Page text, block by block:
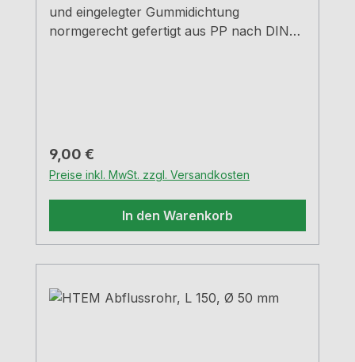
und eingelegter Gummidichtung
normgerecht gefertigt aus PP nach DIN
Regulärer Preis:
9,00 €
Preise inkl. MwSt. zzgl. Versandkosten
In den Warenkorb